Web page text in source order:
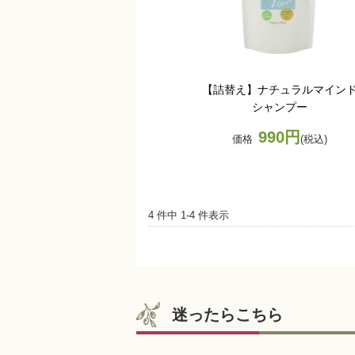
【詰替え】ナチュラルマイン
シャンプー
価格 990円 (税込)
4 件中 1-4 件表示
迷ったらこちら